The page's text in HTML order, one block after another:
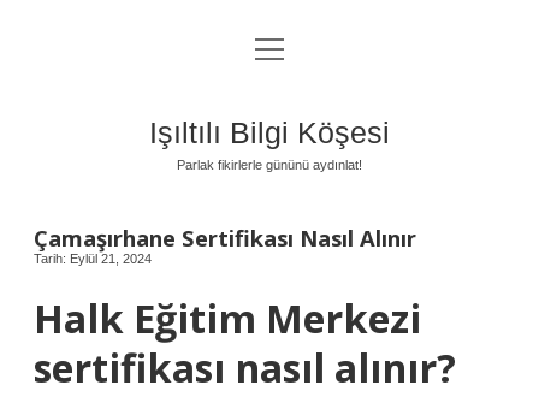
Anasayfa
Yasal Uyarı
menüyü
aç
Işıltılı Bilgi Köşesi
Parlak fikirlerle gününü aydınlat!
Çamaşırhane Sertifikası Nasıl Alınır
Tarih: Eylül 21, 2024
Halk Eğitim Merkezi
sertifikası nasıl alınır?